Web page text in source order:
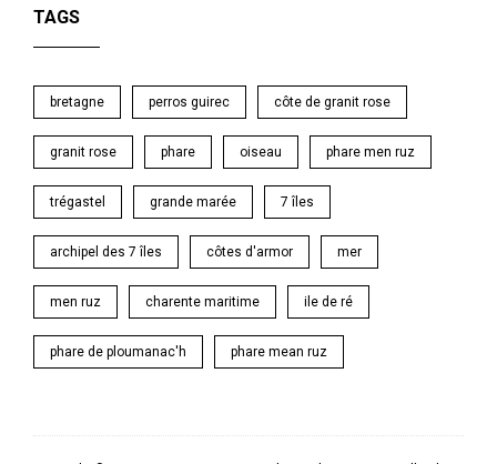
TAGS
bretagne perros guirec côte de granit rose
granit rose phare oiseau phare men ruz
trégastel grande marée 7 îles
archipel des 7 îles côtes d'armor mer
men ruz charente maritime ile de ré
phare de ploumanac'h phare mean ruz